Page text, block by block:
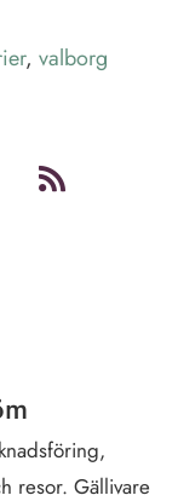
, valborg
resor. Gällivare